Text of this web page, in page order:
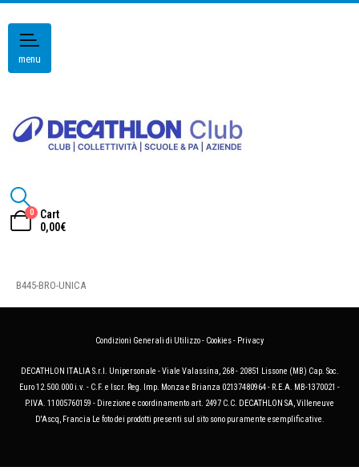
menu
0
Cart
0,00€
B445-BRO-UNICA
Condizioni Generali di Utilizzo- Cookies- Privacy
DECATHLON ITALIA S.r.l. Unipersonale - Viale Valassina, 268 - 20851 Lissone (MB) Cap. Soc.
Euro 12.500.000 i.v. - C.F. e Iscr. Reg. Imp. Monza e Brianza 02137480964 - R.E.A. MB-1370021 -
P.IVA. 11005760159 - Direzione e coordinamento art. 2497 C.C. DECATHLON SA, Villeneuve
D'Ascq, Francia Le foto dei prodotti presenti sul sito sono puramente esemplificative.